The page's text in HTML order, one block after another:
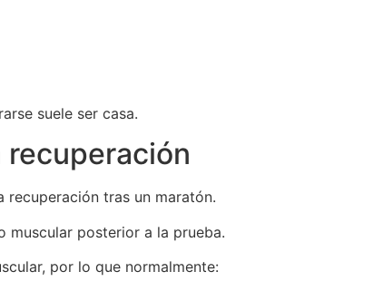
suele ser casa.
recuperación
tras un maratón.
muscular posterior a la prueba.
por lo que normalmente: